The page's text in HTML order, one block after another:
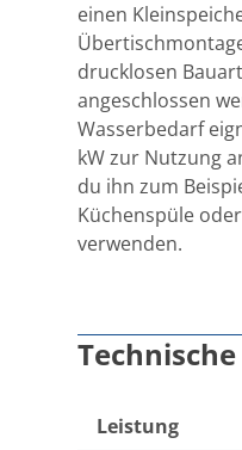
einen
drucklosen
angeschlossen
Wasserbedarf
kW zur Nutzung
du ihn zum
Küchenspüle
verwenden.
Leistung